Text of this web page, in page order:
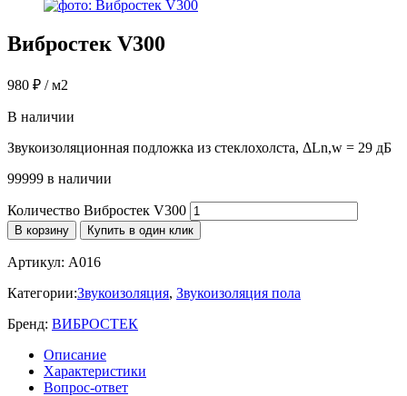
Вибростек V300
980 ₽ / м2
В наличии
Звукоизоляционная подложка из стеклохолста, ΔLn,w = 29 дБ
99999 в наличии
Количество Вибростек V300
В корзину Купить в один клик
Артикул: A016
Категории:Звукоизоляция, Звукоизоляция пола
Бренд: ВИБРОСТЕК
Описание
Характеристики
Вопрос-ответ